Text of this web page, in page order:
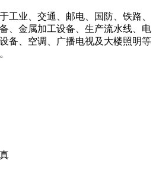
工业、交通、邮电、国防、铁路、
、金属加工设备、生产流水线、电
备、空调、广播电视及大楼照明等